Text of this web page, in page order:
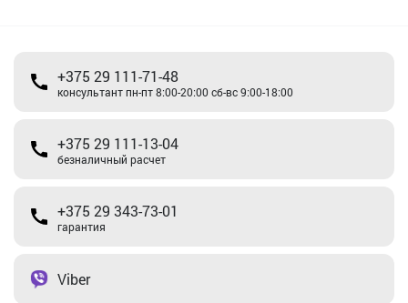
+375 29 111-71-48
консультант пн-пт 8:00-20:00 сб-вс 9:00-18:00
+375 29 111-13-04
безналичный расчет
+375 29 343-73-01
гарантия
Viber